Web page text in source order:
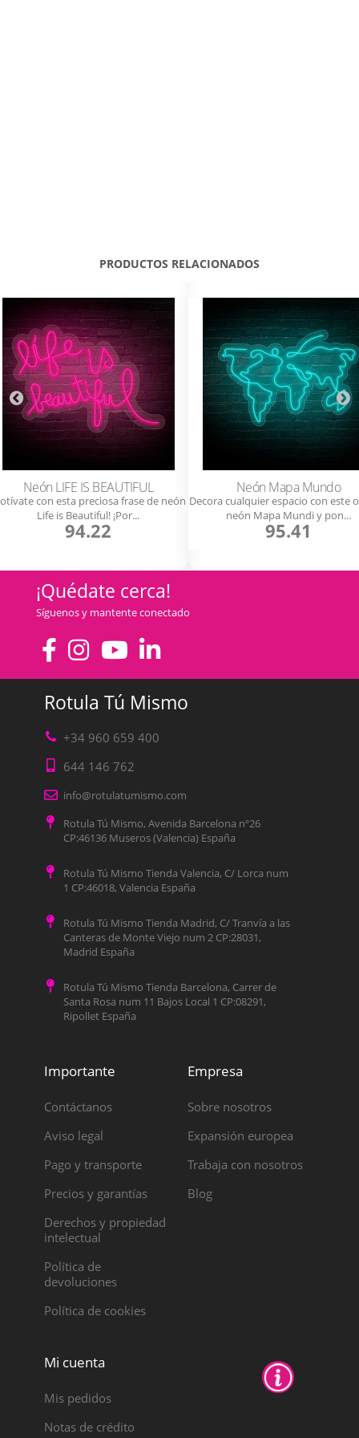
PRODUCTOS RELACIONADOS
Neón LIFE IS BEAUTIFUL
con esta preciosa frase de neón
Life is Beautiful! ¡Por...
94.22
Neón Mapa Mundo
Decora cualquier espacio con este
neón Mapa Mundi y pon...
95.41
¡Quédate cerca!
Síguenos y mantente conectado
Rotula Tú Mismo
+34 960 659 400
644 146 762
info@rotulatumismo.com
Rotula Tú Mismo, Avenida Barcelona nº26
CP:46136 Museros (Valencia) España
Rotula Tú Mismo Tienda Valencia, C/ Lorca num
1 CP:46018, Valencia España
Rotula Tú Mismo Tienda Madrid, C/ Tranvía a las
Canteras de Monte Viejo num 2 CP:28031,
Madrid España
Rotula Tú Mismo Tienda Barcelona, Carrer de
Santa Rosa num 11 Bajos Local 1 CP:08291,
Ripollet España
Importante
Contáctanos
Aviso legal
Pago y transporte
Precios y garantías
Derechos y propiedad
intelectual
Política de
devoluciones
Política de cookies
Empresa
Sobre nosotros
Expansión europea
Trabaja con nosotros
Blog
Mi cuenta
Mis pedidos
Notas de crédito